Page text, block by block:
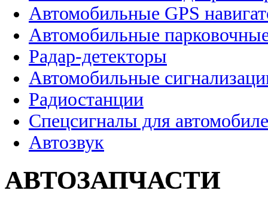
Автомобильные GPS
Автомобильные
Радар-детекторы
Автомобильные
Радиостанции
Спецсигналы для
Автозвук
АВТОЗАПЧАСТИ